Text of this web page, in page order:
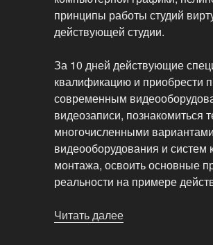
принципы работы студий
действующей студии.
За 10 дней действующие
квалификацию и приобрести
современным
видеозаписи, познакомиться
многочисленными
видеооборудования и
монтажа, освоить основные
реальности на примере
Читать далее«Подготовка